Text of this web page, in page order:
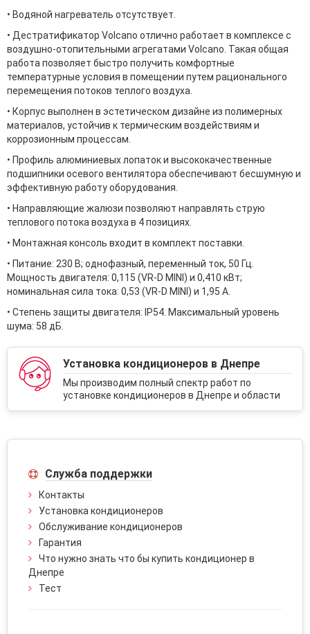
• Водяной нагреватель отсутствует.
• Дестратификатор Volcano отлично работает в комплексе с
воздушно-отопительными агрегатами Volcano. Такая общая
работа позволяет быстро получить комфортные
температурные условия в помещении путем рационального
перемещения потоков теплого воздуха.
• Корпус выполнен в эстетическом дизайне из полимерных
материалов, устойчив к термическим воздействиям и
коррозионным процессам.
• Профиль алюминиевых лопаток и высококачественные
подшипники осевого вентилятора обеспечивают бесшумную и
эффективную работу оборудования.
• Направляющие жалюзи позволяют направлять струю
теплового потока воздуха в 4 позициях.
• Монтажная консоль входит в комплект поставки.
• Питание: 230 В; однофазный, переменный ток, 50 Гц.
Мощность двигателя: 0,115 (VR-D MINI) и 0,410 кВт;
номинальная сила тока: 0,53 (VR-D MINI) и 1,95 А.
• Степень защиты двигателя: IP54. Максимальный уровень
шума: 58 дБ.
Установка кондиционеров в Днепре
Мы производим полный спектр работ по
установке кондиционеров в Днепре и области
Служба поддержки
Контакты
Установка кондиционеров
Обслуживание кондиционеров
Гарантия
Что нужно знать что бы купить кондиционер в
Днепре
Тест